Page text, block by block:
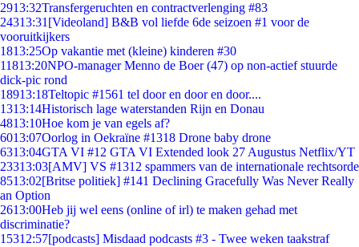
2913:32Transfergeruchten en contractverlenging #83
24313:31 [Videoland] B&B vol liefde 6de seizoen #1 voor de
vooruitkijkers
1813:25Op vakantie met (kleine) kinderen #30
11813:20NPO-manager Menno de Boer (47) op non-actief stuurde
dick-pic rond
18913:18Teltopic #1561 tel door en door en door....
1313:14Historisch lage waterstanden Rijn en Donau
4813:10Hoe kom je van egels af?
6013:07Oorlog in Oekraïne #1318 Drone baby drone
6313:04GTA VI #12 GTA VI Extended look 27 Augustus Netflix/YT
23313:03[AMV] VS #1312 spammers van de internationale rechtsorde
8513:02[Britse politiek] #141 Declining Gracefully Was Never Really
an Option
2613:00Heb jij wel eens (online of irl) te maken gehad met
discriminatie?
15312:57[podcasts] Misdaad podcasts #3 - Twee weken taakstraf